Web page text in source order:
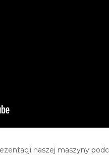
naszej maszyny